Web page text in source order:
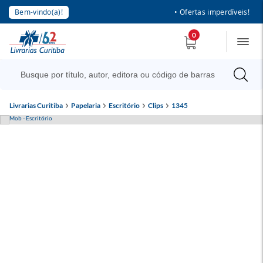
Bem-vindo(a)! • Ofertas imperdíveis!
0
Livrarias Curitiba Papelaria Escritório Clips 1345